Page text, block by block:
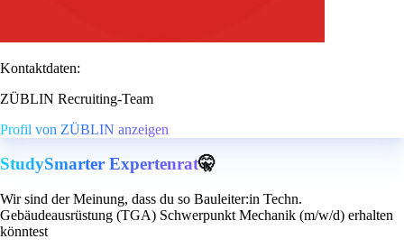
Kontaktdaten:
ZÜBLIN Recruiting-Team
Profil von ZÜBLIN anzeigen
StudySmarter Expertenrat🤫
Wir sind der Meinung, dass du so Bauleiter:in Techn.
Gebäudeausrüstung (TGA) Schwerpunkt Mechanik (m/w/d) erhalten
könntest